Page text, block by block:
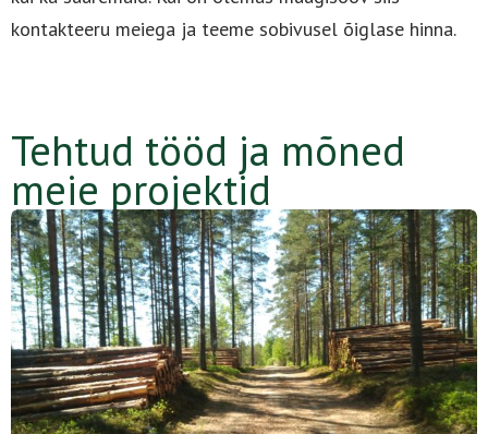
kontakteeru meiega ja teeme sobivusel õiglase hinna.
Tehtud tööd ja mõned
meie projektid